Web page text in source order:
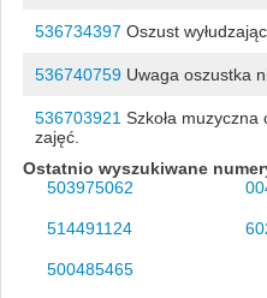
536734397 Oszust
536740759Uwaga oszustka
536703921 Szkoła
zajęć.
Ostatnio wyszukiwane
503975062
514491124
500485465